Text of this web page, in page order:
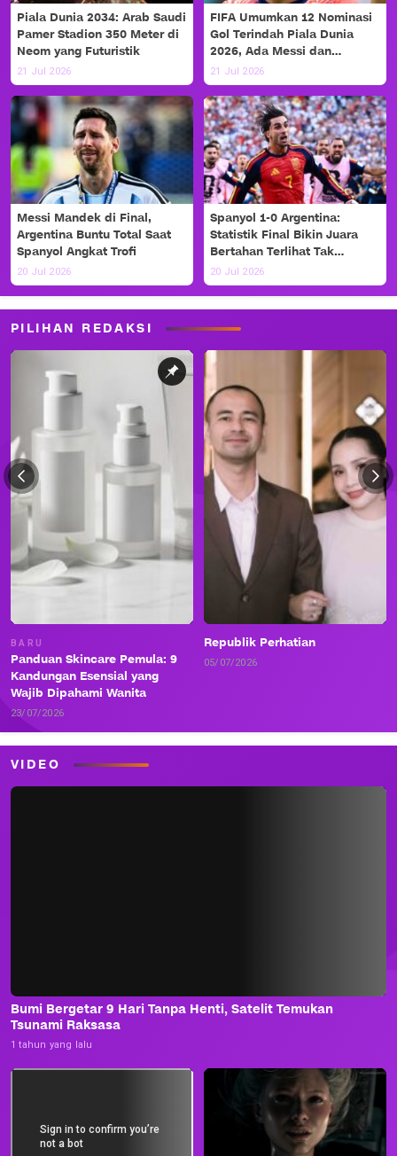
Piala Dunia 2034: Arab Saudi
Pamer Stadion 350 Meter di
Neom yang Futuristik
21 Jul 2026
FIFA Umumkan 12 Nominasi
Gol Terindah Piala Dunia
2026, Ada Messi dan
Haaland!
21 Jul 2026
Messi Mandek di Final,
Argentina Buntu Total Saat
Spanyol Angkat Trofi
20 Jul 2026
Spanyol 1-0 Argentina:
Statistik Final Bikin Juara
Bertahan Terlihat Tak
Berdaya
20 Jul 2026
PILIHAN REDAKSI
BARU
Panduan Skincare Pemula: 9
Kandungan Esensial yang
Wajib Dipahami Wanita
23/07/2026
Republik Perhatian
05/07/2026
VIDEO
Bumi Bergetar 9 Hari Tanpa Henti, Satelit Temukan
Tsunami Raksasa
1 tahun yang lalu